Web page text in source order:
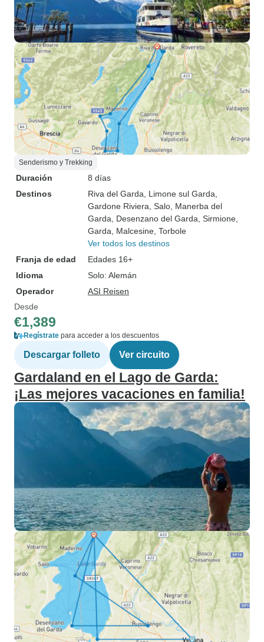
Senderismo y Trekking
Duración
8 días
Destinos
Riva del Garda , Limone sul Garda
Gardone Riviera , Salo , Manerba del
Garda , Desenzano del Garda , Sirmione
Garda , Malcesine , Torbole
Ver todos los destinos
Franja de edad
Edades 16+
Idioma
Solo: Alemán
Operador
ASI Reisen
Desde
€1,389
Regístrate para acceder a los descuentos
Descargar folleto Ver circuito
Gardaland en el Lago de Garda:
¡Las mejores vacaciones en familia!